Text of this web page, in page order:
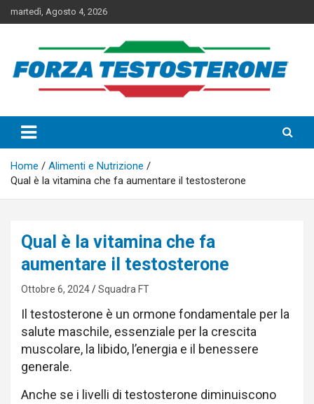
to
martedì, Agosto 4, 2026
I Migliori Integratori per
Aumentare il Testosterone
Home
Alimenti e Nutrizione
Qual è la vitamina che fa aumentare il testosterone
Qual è la vitamina che fa
aumentare il testosterone
Ottobre 6, 2024 Squadra FT
Il testosterone è un ormone fondamentale per la
salute maschile, essenziale per la crescita
muscolare, la libido, l’energia e il benessere
generale.
Anche se i livelli di testosterone diminuiscono